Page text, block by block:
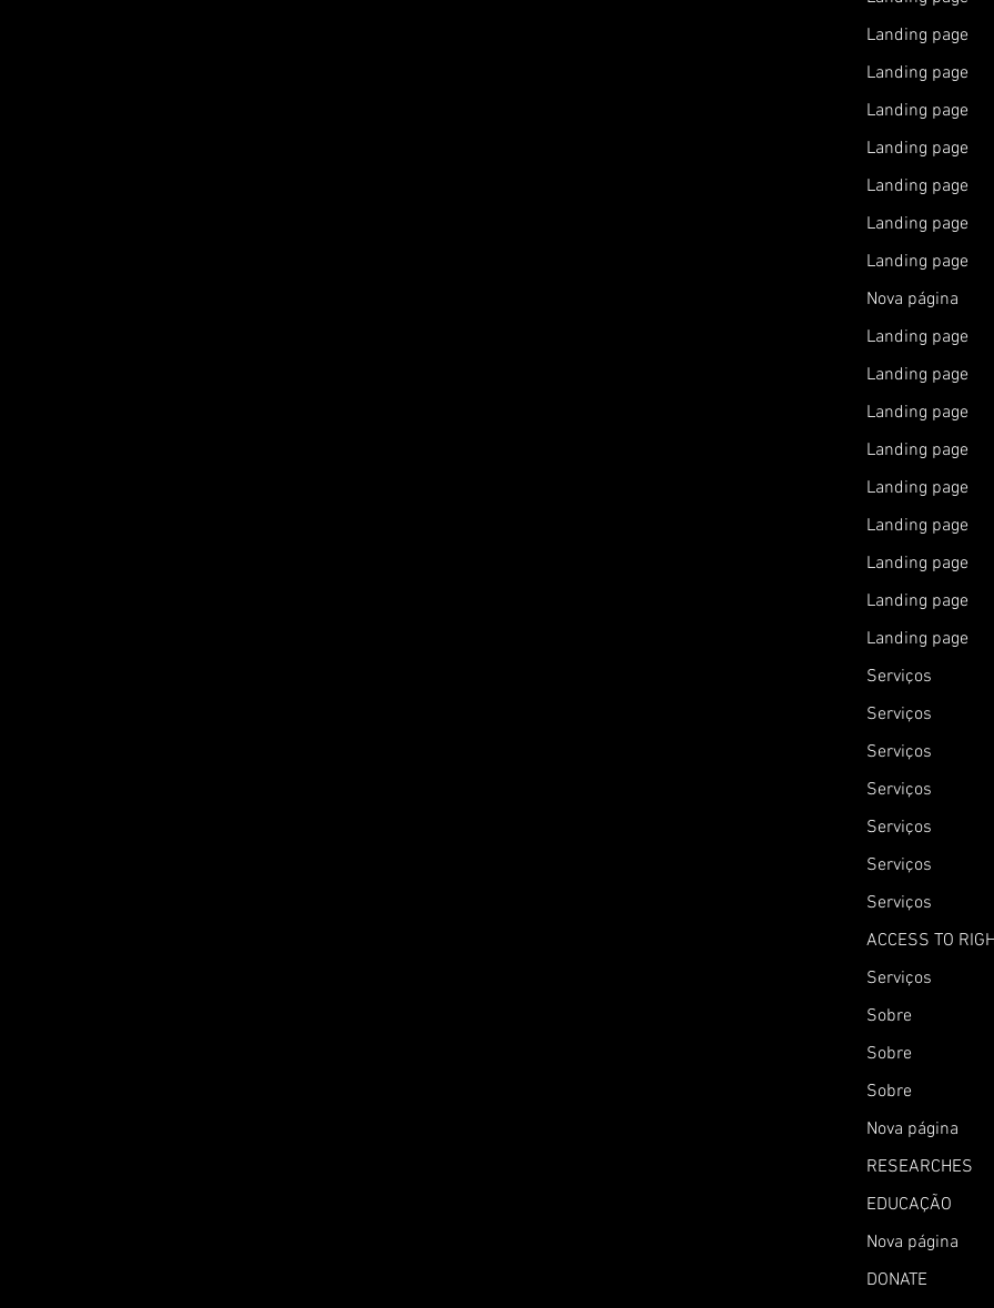
Landing page
Landing page
Landing page
Landing page
Landing page
Landing page
Landing page
Nova página
Landing page
Landing page
Landing page
Landing page
Landing page
Landing page
Landing page
Landing page
Landing page
Serviços
Serviços
Serviços
Serviços
Serviços
Serviços
Serviços
ACCESS TO
Serviços
Sobre
Sobre
Sobre
Nova página
RESEARCHES
EDUCAÇÃO
Nova página
DONATE